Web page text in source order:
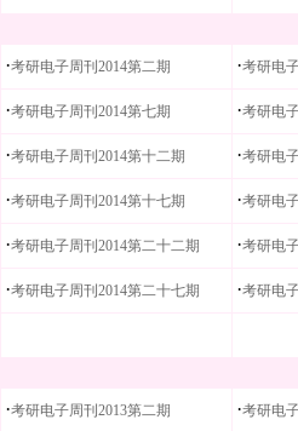
·考研电子周刊2014第二期 ·考研电
·考研电子周刊2014第七期 ·考研电
·考研电子周刊2014第十二期 ·考研电
·考研电子周刊2014第十七期 ·考研电
·考研电子周刊2014第二十二期 ·考研电
·考研电子周刊2014第二十七期 ·考研电
·考研电子周刊2013第二期 ·考研电